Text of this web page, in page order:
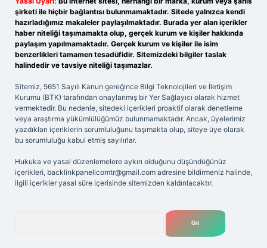
şirketi ile hiçbir bağlantısı bulunmamaktadır. Sitede yalnızca kendi
hazırladığımız makaleler paylaşılmaktadır. Burada yer alan içerikler
haber niteliği taşımamakta olup, gerçek kurum ve kişiler hakkında
paylaşım yapılmamaktadır. Gerçek kurum ve kişiler ile isim
benzerlikleri tamamen tesadüfidir. Sitemizdeki bilgiler taslak
halindedir ve tavsiye niteliği taşımazlar.
Sitemiz, 5651 Sayılı Kanun gereğince Bilgi Teknolojileri ve İletişim
Kurumu (BTK) tarafından onaylanmış bir Yer Sağlayıcı olarak hizmet
vermektedir. Bu nedenle, sitedeki içerikleri proaktif olarak denetleme
veya araştırma yükümlülüğümüz bulunmamaktadır. Ancak, üyelerimiz
yazdıkları içeriklerin sorumluluğunu taşımakta olup, siteye üye olarak
bu sorumluluğu kabul etmiş sayılırlar.
Hukuka ve yasal düzenlemelere aykırı olduğunu düşündüğünüz
içerikleri, backlinkpanelicomtr@gmail.com adresine bildirmeniz halinde,
ilgili içerikler yasal süre içerisinde sitemizden kaldırılacaktır.